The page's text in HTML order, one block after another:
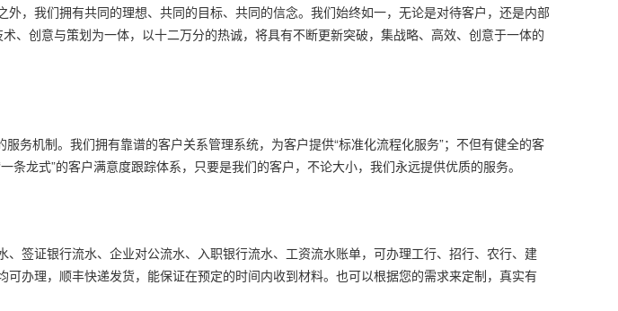
，我们拥有共同的理想、共同的目标、共同的信念。我们始终如一，无论是对待客户，还是内部
、创意与策划为一体，以十二万分的热诚，将具有不断更新突破，集战略、高效、创意于一体的
务机制。我们拥有靠谱的客户关系管理系统，为客户提供“标准化流程化服务”；不但有健全的客
条龙式”的客户满意度跟踪体系，只要是我们的客户，不论大小，我们永远提供优质的服务。
签证银行流水、企业对公流水、入职银行流水、工资流水账单，可办理工行、招行、农行、建
办理，顺丰快递发货，能保证在预定的时间内收到材料。也可以根据您的需求来定制，真实有